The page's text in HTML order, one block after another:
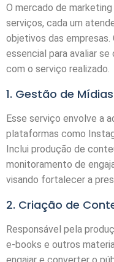
O mercado de
serviços, cada um
objetivos das empresas.
essencial para avaliar
com o serviço realizado.
1. Gestão de
Esse serviço envolve a
plataformas como
Inclui produção de
monitoramento de
visando fortalecer a
2. Criação de
Responsável pela
e-books e outros